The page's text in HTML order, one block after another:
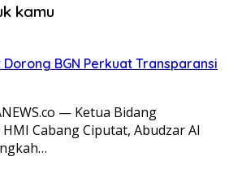
kamu
Dorong BGN Perkuat Transparansi
— Ketua Bidang
Cabang Ciputat, Abudzar Al